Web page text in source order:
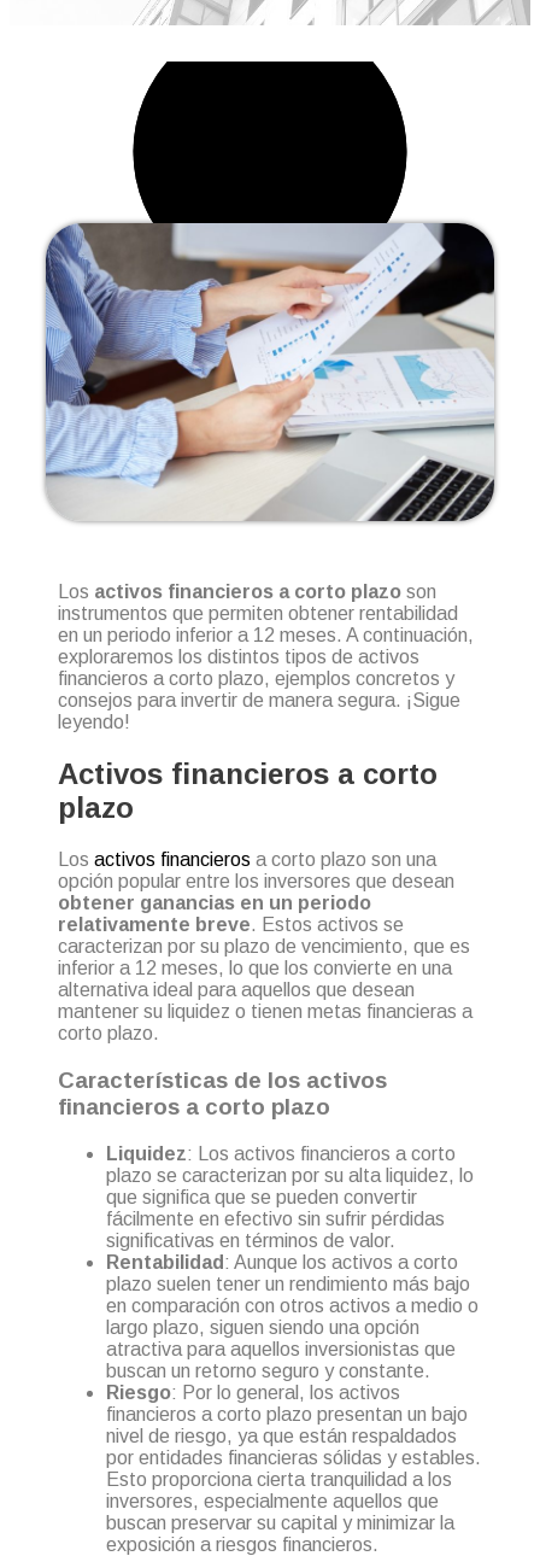
Los activos financieros a corto plazo son
instrumentos que permiten obtener rentabilidad
en un periodo inferior a 12 meses. A continuación,
exploraremos los distintos tipos de activos
financieros a corto plazo, ejemplos concretos y
consejos para invertir de manera segura. ¡Sigue
leyendo!
Activos financieros a corto
plazo
Los activos financieros a corto plazo son una
opción popular entre los inversores que desean
obtener ganancias en un periodo
relativamente breve. Estos activos se
caracterizan por su plazo de vencimiento, que es
inferior a 12 meses, lo que los convierte en una
alternativa ideal para aquellos que desean
mantener su liquidez o tienen metas financieras a
corto plazo.
Características de los activos
financieros a corto plazo
Liquidez: Los activos financieros a corto
plazo se caracterizan por su alta liquidez, lo
que significa que se pueden convertir
fácilmente en efectivo sin sufrir pérdidas
significativas en términos de valor.
Rentabilidad : Aunque los activos a corto
plazo suelen tener un rendimiento más bajo
en comparación con otros activos a medio o
largo plazo, siguen siendo una opción
atractiva para aquellos inversionistas que
buscan un retorno seguro y constante.
Riesgo: Por lo general, los activos
financieros a corto plazo presentan un bajo
nivel de riesgo, ya que están respaldados
por entidades financieras sólidas y estables.
Esto proporciona cierta tranquilidad a los
inversores, especialmente aquellos que
buscan preservar su capital y minimizar la
exposición a riesgos financieros.